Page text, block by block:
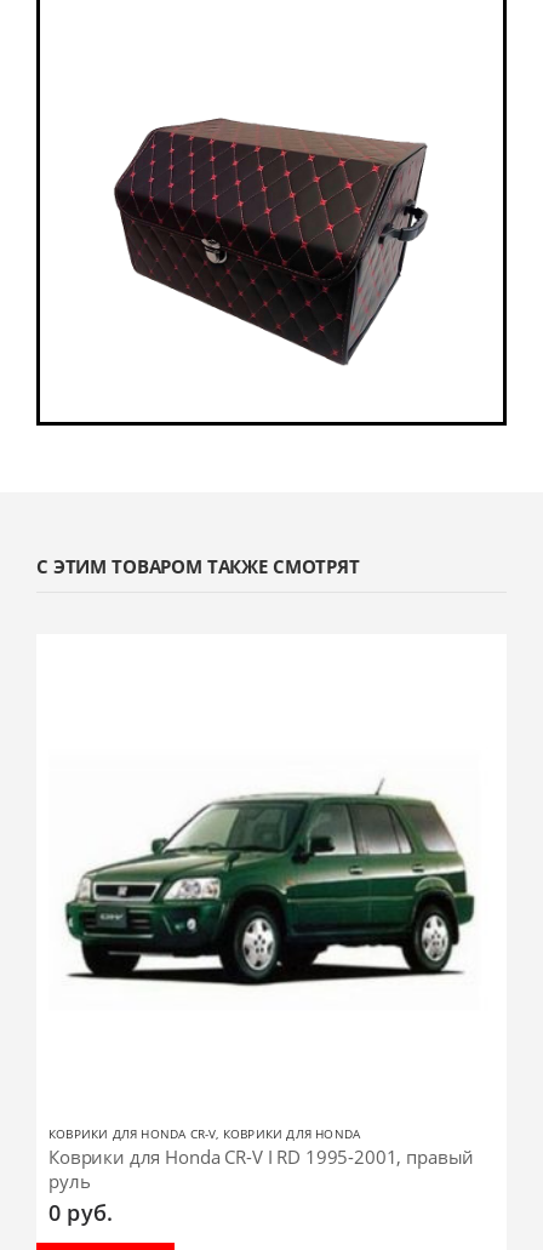
С ЭТИМ ТОВАРОМ ТАКЖЕ СМОТРЯТ
КОВРИКИ ДЛЯ HONDA CR-V, КОВРИКИ ДЛЯ HONDA
Коврики для Honda CR-V I RD 1995-2001, правый
руль
0 руб.